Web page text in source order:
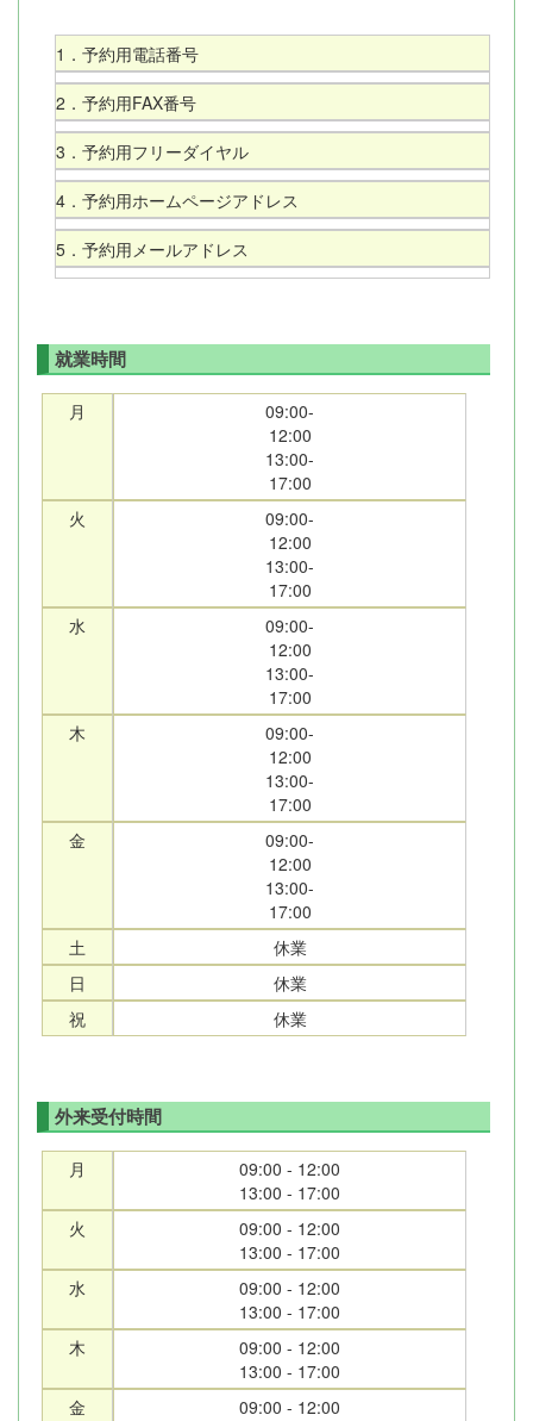
1．予約用電話番号
2．予約用FAX番号
3．予約用フリーダイヤル
4．予約用ホームページアドレス
5．予約用メールアドレス
就業時間
月
09:00-
12:00
13:00-
17:00
火
09:00-
12:00
13:00-
17:00
水
09:00-
12:00
13:00-
17:00
木
09:00-
12:00
13:00-
17:00
金
09:00-
12:00
13:00-
17:00
土
休業
日
休業
祝
休業
外来受付時間
月
09:00 - 12:00
13:00 - 17:00
火
09:00 - 12:00
13:00 - 17:00
水
09:00 - 12:00
13:00 - 17:00
木
09:00 - 12:00
13:00 - 17:00
金
09:00 - 12:00